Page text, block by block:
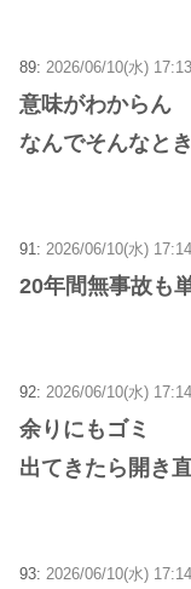
89: 2026/06/10(水)
意味がわからん
なんでそんなと
91: 2026/06/10(水)
20年間無事故も
92: 2026/06/10(水)
余りにもゴミ
出てきたら開き
93: 2026/06/10(水)